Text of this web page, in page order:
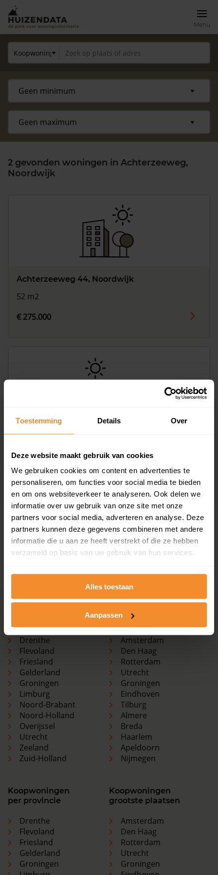
Toestemming Details Over
Deze website maakt gebruik van cookies
We gebruiken cookies om content en advertenties te
personaliseren, om functies voor social media te bieden
en om ons websiteverkeer te analyseren. Ook delen we
informatie over uw gebruik van onze site met onze
partners voor social media, adverteren en analyse. Deze
partners kunnen deze gegevens combineren met andere
informatie die u aan ze heeft verstrekt of die ze hebben
verzameld op basis van uw gebruik van hun services.
Alles toestaan
Aanpassen
Menu
Vragen? Neem contact met ons op
088 220 4200
2 gevonden woningen in Achterzeeweg,
Noordwijk
Achterzeeweg 44, Noordwijk
52 m2
€ 275.000
€ 475.000
Meer weten over de ontwikkelingen van de
huizenprijzen, woningwaarde en andere cijfers in deze
straat? Bekijk dan de pagina over de
Achterzeeweg
Drenthe
Flevoland
Friesland
Gelderland
Groningen
Limburg
Noord-Brabant
Noord-Holland
Overijssel
Utrecht
Zeeland
Zuid-Holland
woningmarkten
Amsterdam
Den Haag
Rotterdam
Utrecht
Groningen
Eindhoven
Tilburg
Almere
Breda
Haarlem
Apeldoorn
Nijmegen
Koopwoningen
per provincie
Drenthe
Flevoland
Friesland
Gelderland
Groningen
Koopwoningen
grootste plaatsen
Amsterdam
Den Haag
Rotterdam
Utrecht
Groningen